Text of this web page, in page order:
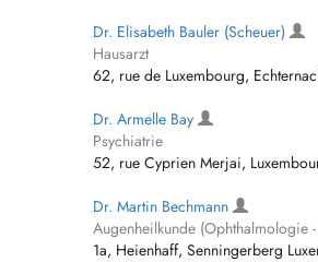
Dr. Elisabeth Bauler (Scheuer)
Hausarzt
62, rue de Luxembourg,
Dr. Armelle Bay
Psychiatrie
52, rue Cyprien Merjai,
Dr. Martin Bechmann
Augenheilkunde (Ophthalmologie
1a, Heienhaff, Senningerberg